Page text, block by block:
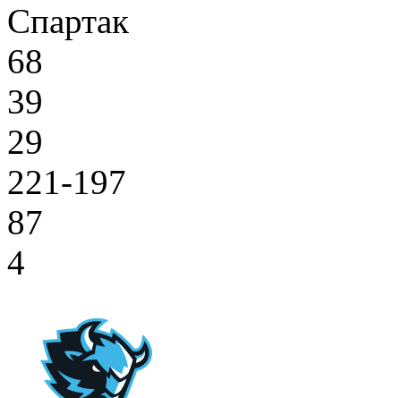
Спартак
68
39
29
221-197
87
4